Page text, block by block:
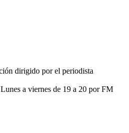
dirigido por el periodista
a viernes de 19 a 20 por FM